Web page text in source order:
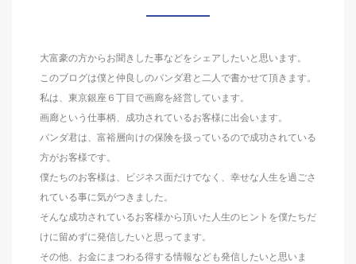
大富豪の方からお聞きした事などをシェアしたいと思います。
このブログは僕と仲良しのパンダ君と二人で書かせて頂きます。
私は、東京銀座６丁目で画廊を経営しています。
画廊という仕事柄、成功されているお客様に出会います。
パンダ君は、富裕層向けの保険を扱っているので成功されている
方がお客様です。
僕たちのお客様は、ビジネス面だけでなく、幸せな人生を過ごさ
れている事に気がつきました。
そんな成功されているお客様から頂いた人生のヒントを僕たちだ
けに留めずに発信したいと思ってます。
その他、お金にまつわる得する情報なども発信したいと思いま